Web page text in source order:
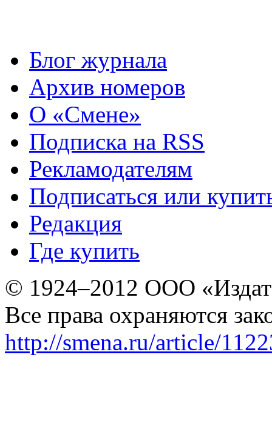
Блог журнала
Архив номеров
О «Смене»
Подписка на RSS
Рекламодателям
Подписаться или
Редакция
Где купить
© 1924–2012 ООО
Все права охраняются
http://smena.ru/article/